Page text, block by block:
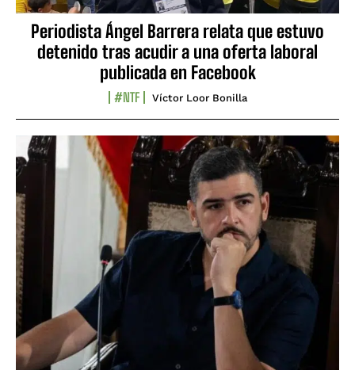
Periodista Ángel Barrera relata que estuvo
detenido tras acudir a una oferta laboral
publicada en Facebook
#NTF Víctor Loor Bonilla